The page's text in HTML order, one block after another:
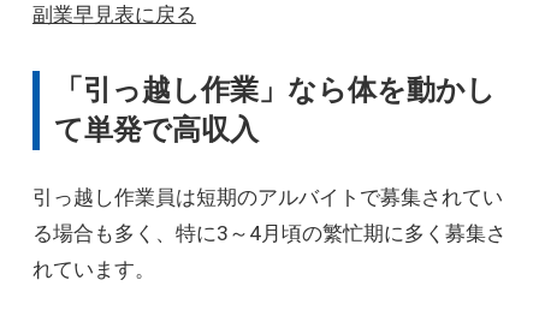
副業早見表に戻る
「引っ越し作業」なら体を動かし
て単発で高収入
引っ越し作業員は短期のアルバイトで募集されてい
る場合も多く、特に3～4月頃の繁忙期に多く募集さ
れています。